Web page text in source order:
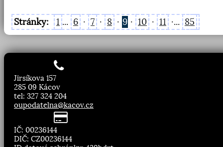
Stránky: 1 ... 6 · 7 · 8 · 9 · 10 · 11 ·... 85
Jirsíkova 157
285 09 Kácov
tel: 327 324 204
oupodatelna@kacov.cz
IČ: 00236144
DIČ: CZ00236144